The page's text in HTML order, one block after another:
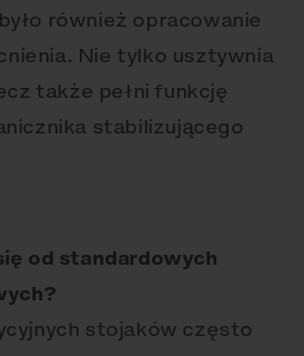
również opracowanie
Nie tylko usztywnia
także pełni funkcję
stabilizującego
od standardowych
stojaków często